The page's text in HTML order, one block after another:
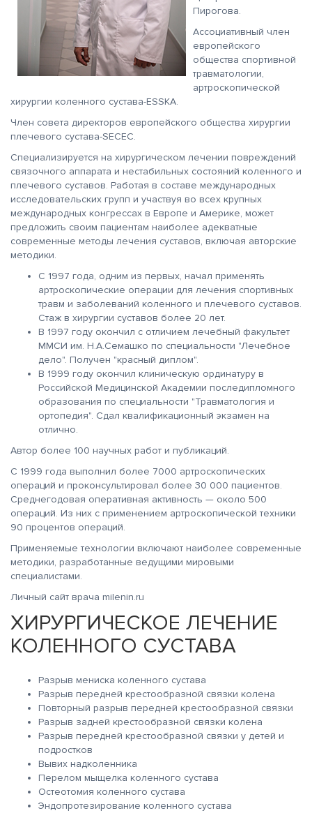
Пирогова.
Ассоциативный член
европейского
общества спортивной
травматологии,
артроскопической
хирургии коленного сустава-ESSKA.
Член совета директоров европейского общества хирургии
плечевого сустава-SECEC.
Специализируется на хирургическом лечении повреждений
связочного аппарата и нестабильных состояний коленного и
плечевого суставов. Работая в составе международных
исследовательских групп и участвуя во всех крупных
международных конгрессах в Европе и Америке, может
предложить своим пациентам наиболее адекватные
современные методы лечения суставов, включая авторские
методики.
С 1997 года, одним из первых, начал применять
артроскопические операции для лечения спортивных
травм и заболеваний коленного и плечевого суставов.
Стаж в хирургии суставов более 20 лет.
В 1997 году окончил с отличием лечебный факультет
ММСИ им. Н.А.Семашко по специальности "Лечебное
дело". Получен "красный диплом".
В 1999 году окончил клиническую ординатуру в
Российской Медицинской Академии последипломного
образования по специальности "Травматология и
ортопедия". Сдал квалификационный экзамен на
отлично.
Автор более 100 научных работ и публикаций.
C 1999 года выполнил более 7000 артроскопических
операций и проконсультировал более 30 000 пациентов.
Среднегодовая оперативная активность — около 500
операций. Из них с применением артроскопической техники
90 процентов операций.
Применяемые технологии включают наиболее современные
методики, разработанные ведущими мировыми
специалистами.
Личный сайт врача milenin.ru
ХИРУРГИЧЕСКОЕ ЛЕЧЕНИЕ
КОЛЕННОГО СУСТАВА
Разрыв мениска коленного сустава
Разрыв передней крестообразной связки колена
Повторный разрыв передней крестообразной связки
Разрыв задней крестообразной связки колена
Разрыв передней крестообразной связки у детей и
подростков
Вывих надколенника
Перелом мыщелка коленного сустава
Остеотомия коленного сустава
Эндопротезирование коленного сустава